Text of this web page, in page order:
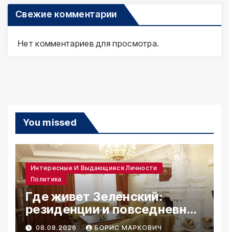
Свежие комментарии
Нет комментариев для просмотра.
You missed
Интересные И Выдающиеся Личности
Политика
Где живет Зеленский:
резиденции и повседневная
жизнь
08.08.2026 БОРИС МАРКОВИЧ